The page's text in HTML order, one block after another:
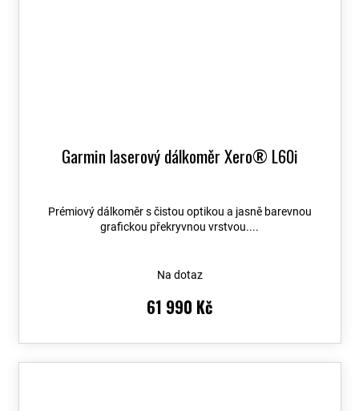
Garmin laserový dálkoměr Xero® L60i
Prémiový dálkoměr s čistou optikou a jasně barevnou
grafickou překryvnou vrstvou....
Na dotaz
61 990 Kč